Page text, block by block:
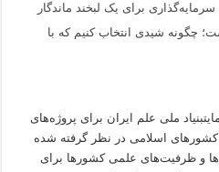
برای یک لبخند ماندگار
چگونه شیدی انتخاب کنیم که با
ملی علم ایران برای پروژه‌های
اسلامی در نظر گرفته شده
و ظرفیت‌های علمی کشورها برای